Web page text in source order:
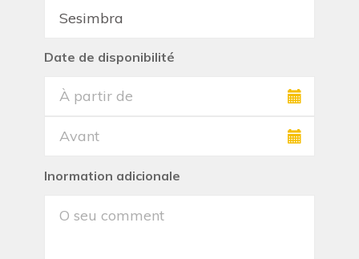
Date de disponibilité
Inormation adicionale